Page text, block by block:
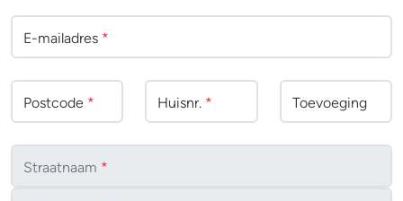
E-mailadres *
Postcode * Huisnr. * Toevoeging
Straatnaam *